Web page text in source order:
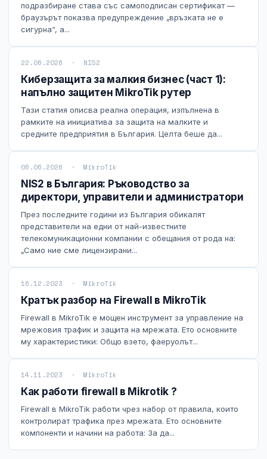
Колокация на сървъри
Абонаментна IT поддръжка
Технически изисквания
Общи условия
Правна информация
Контакти
Блог
подразбиране става със самоподписан сертификат —
браузърът показва предупреждение „връзката не е
сигурна“, а...
22.06.2026 · NIS2
Киберзащита за малкия бизнес (част 1):
напълно защитен MikroTik рутер
Тази статия описва реална операция, изпълнена в
рамките на инициатива за защита на малките и
средните предприятия в България. Целта беше да...
06.06.2026 · MikroTik
NIS2 в България: Ръководство за
директори, управители и администратори
През последните години из България обикалят
представители на едни от най-известните
телекомуникационни компании с обещания от рода на:
„Само ние сме лицензирани...
16.12.2023 · MikroTik
Кратък разбор на Firewall в MikroTik
Firewall в MikroTik е мощен инструмент за управление на
мрежовия трафик и защита на мрежата. Ето основните
му характеристики: Общо взето, фаеруолът...
14.11.2023 · MikroTik
Как работи firewall в Mikrotik ?
Firewall в MikroTik работи чрез набор от правила, които
контролират трафика през мрежата. Ето основните
компоненти и начини на работа: За да...